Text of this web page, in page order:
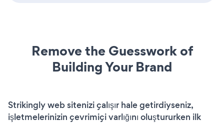
Remove the Guesswork of
Building Your Brand
Strikingly web sitenizi çalışır hale getirdiyseniz,
işletmelerinizin çevrimiçi varlığını oluştururken ilk